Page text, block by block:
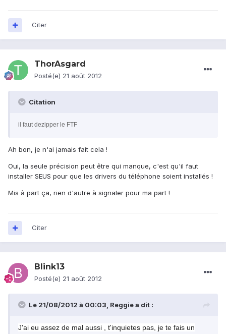
Citer
ThorAsgard
Posté(e) 21 août 2012
Citation
il faut dezipper le FTF
Ah bon, je n'ai jamais fait cela !
Oui, la seule précision peut être qui manque, c'est qu'il faut
installer SEUS pour que les drivers du téléphone soient installés !
Mis à part ça, rien d'autre à signaler pour ma part !
Citer
Blink13
Posté(e) 21 août 2012
Le 21/08/2012 à 00:03, Reggie a dit :
J'ai eu assez de mal aussi , t'inquietes pas, je te fais un